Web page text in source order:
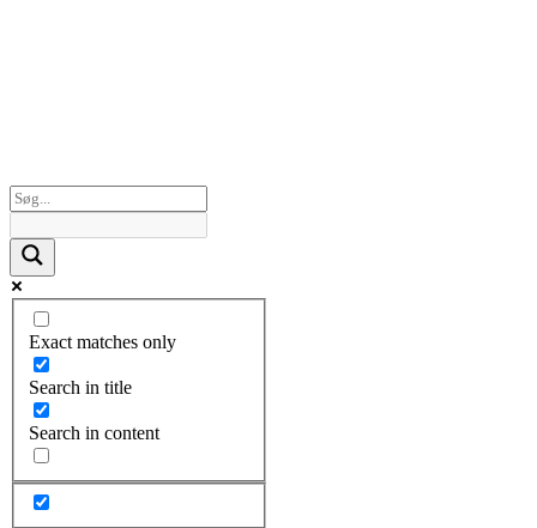
Exact matches only
Search in title
Search in content